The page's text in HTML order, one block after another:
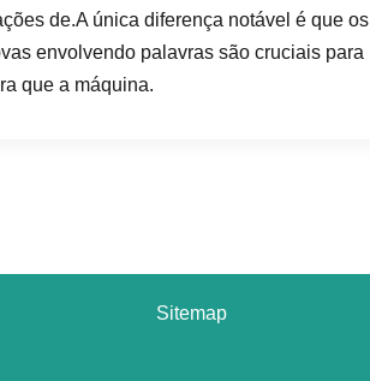
de.A única diferença notável é que os
envolvendo palavras são cruciais para
que a máquina.
Sitemap